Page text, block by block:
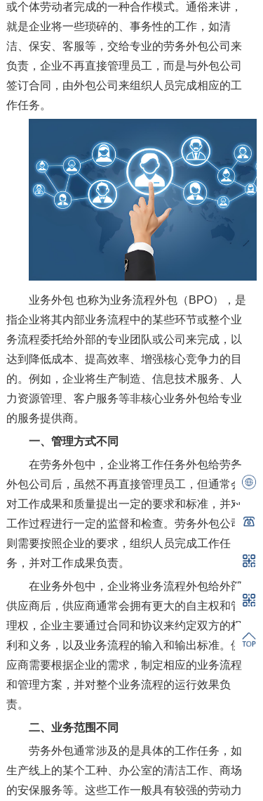
或个体劳动者完成的一种合作模式。通俗来讲，
就是企业将一些琐碎的、事务性的工作，如清
洁、保安、客服等，交给专业的劳务外包公司来
负责，企业不再直接管理员工，而是与外包公司
签订合同，由外包公司来组织人员完成相应的工
作任务。
业务外包 也称为业务流程外包（BPO），是
指企业将其内部业务流程中的某些环节或整个业
务流程委托给外部的专业团队或公司来完成，以
达到降低成本、提高效率、增强核心竞争力的目
的。例如，企业将生产制造、信息技术服务、人
力资源管理、客户服务等非核心业务外包给专业
的服务提供商。
一、管理方式不同
在劳务外包中，企业将工作任务外包给劳务
外包公司后，虽然不再直接管理员工，但通常会
对工作成果和质量提出一定的要求和标准，并对
工作过程进行一定的监督和检查。劳务外包公司
则需要按照企业的要求，组织人员完成工作任
务，并对工作成果负责。
在业务外包中，企业将业务流程外包给外部
供应商后，供应商通常会拥有更大的自主权和管
理权，企业主要通过合同和协议来约定双方的权
利和义务，以及业务流程的输入和输出标准。供
应商需要根据企业的需求，制定相应的业务流程
和管理方案，并对整个业务流程的运行效果负
责。
二、业务范围不同
劳务外包通常涉及的是具体的工作任务，如
生产线上的某个工种、办公室的清洁工作、商场
的安保服务等。这些工作一般具有较强的劳动力